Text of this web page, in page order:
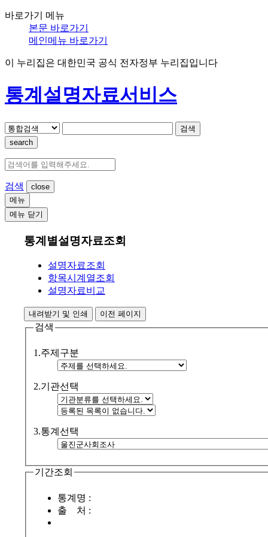
바로가기 메뉴
본문 바로가기
메인메뉴 바로가기
이 누리집은 대한민국 공식 전자정부 누리집입니다
통계설명자료서비스
검색
search
검색
메뉴
메뉴 닫기
통계별설명자료조회
설명자료조회
항목시계열조회
설명자료비교
내려받기 및 인쇄 이전 페이지
검색
1.주제구분
2.기관선택
3.통계선택
기간조회
통계명 :
출 처 :